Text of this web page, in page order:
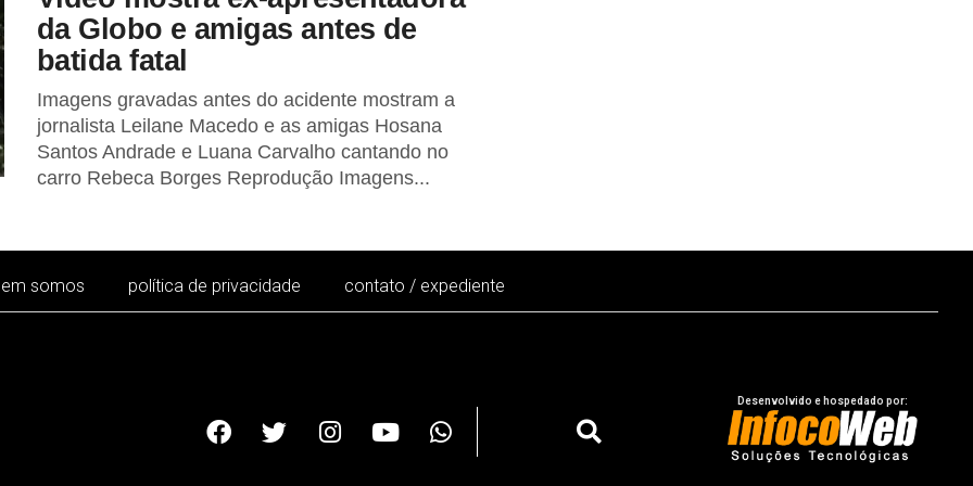
da Globo e amigas antes de
batida fatal
Imagens gravadas antes do acidente mostram a
jornalista Leilane Macedo e as amigas Hosana
Santos Andrade e Luana Carvalho cantando no
carro Rebeca Borges Reprodução Imagens...
somos política de privacidade contato / expediente
Desenvolvido e hospedado por: